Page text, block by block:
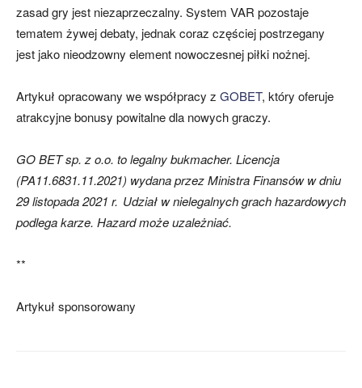
zasad gry jest niezaprzeczalny. System VAR pozostaje
tematem żywej debaty, jednak coraz częściej postrzegany
jest jako nieodzowny element nowoczesnej piłki nożnej.
Artykuł opracowany we współpracy z GOBET, który oferuje
atrakcyjne bonusy powitalne dla nowych graczy.
GO BET sp. z o.o. to legalny bukmacher. Licencja
(PA11.6831.11.2021) wydana przez Ministra Finansów w dniu
29 listopada 2021 r. Udział w nielegalnych grach hazardowych
podlega karze. Hazard może uzależniać.
**
Artykuł sponsorowany